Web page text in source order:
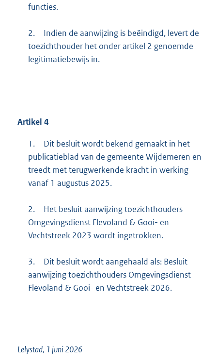
functies.
2.
Indien de aanwijzing is beëindigd, levert de
toezichthouder het onder artikel 2 genoemde
legitimatiebewijs in.
Artikel 4
1.
Dit besluit wordt bekend gemaakt in het
publicatieblad van de gemeente Wijdemeren en
treedt met terugwerkende kracht in werking
vanaf 1 augustus 2025.
2.
Het besluit aanwijzing toezichthouders
Omgevingsdienst Flevoland & Gooi- en
Vechtstreek 2023 wordt ingetrokken.
3.
Dit besluit wordt aangehaald als: Besluit
aanwijzing toezichthouders Omgevingsdienst
Flevoland & Gooi- en Vechtstreek 2026.
Lelystad, 1 juni 2026